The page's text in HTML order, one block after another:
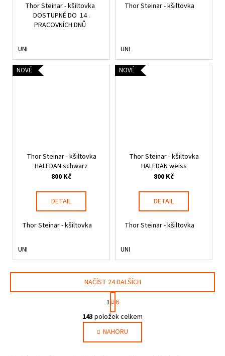
Thor Steinar - kšiltovka
DOSTUPNÉ DO 14 .
PRACOVNÍCH DNŮ
UNI
Thor Steinar - kšiltovka
UNI
NOVÉ
Thor Steinar - kšiltovka
HALFDAN schwarz
800 Kč
DETAIL
Thor Steinar - kšiltovka
UNI
NOVÉ
Thor Steinar - kšiltovka
HALFDAN weiss
800 Kč
DETAIL
Thor Steinar - kšiltovka
UNI
O
v
l
á
NAČÍST 24 DALŠÍCH
S
t
r
á
n
k
1 6
143 položek celkem
NAHORU